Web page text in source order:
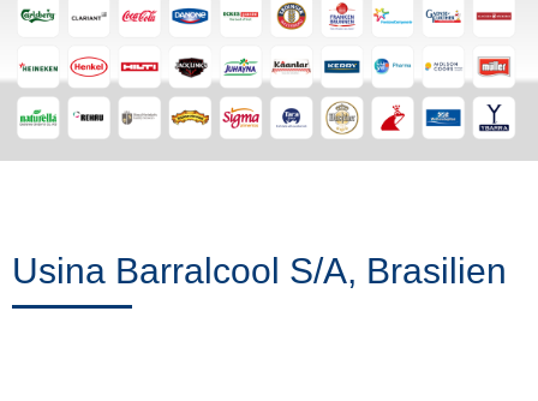
&
Support
Academy
Usina Barralcool S/A, Brasilien